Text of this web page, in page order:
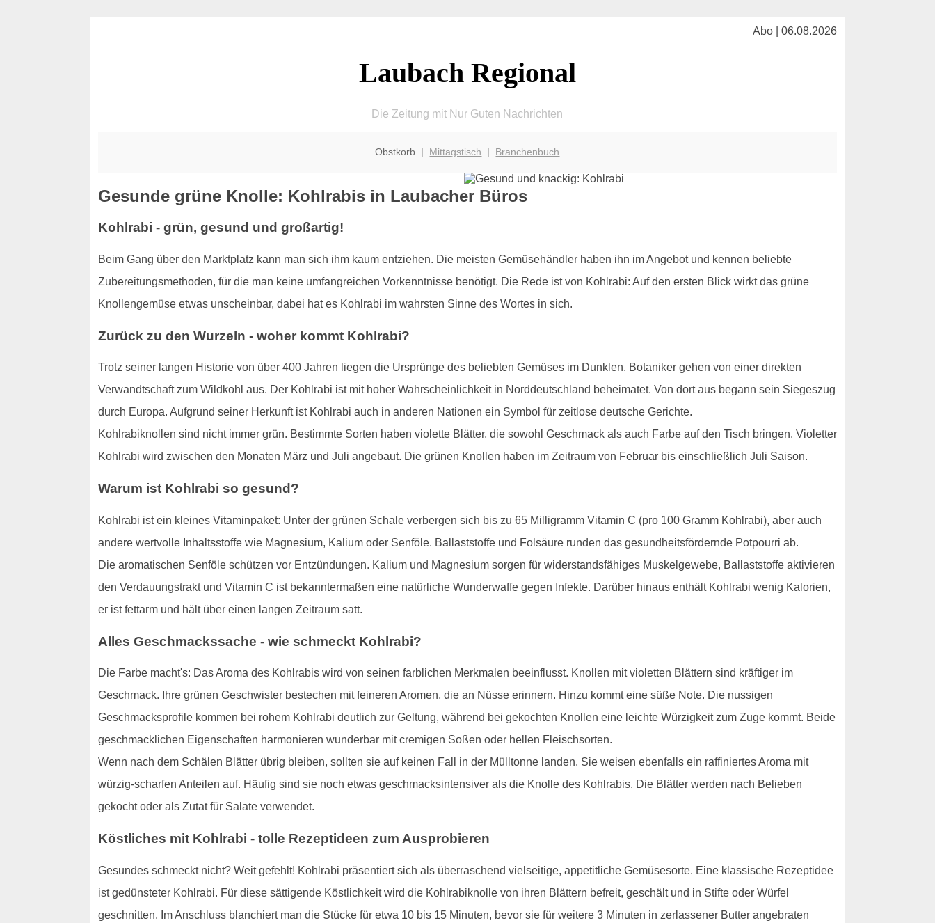
Abo | 06.08.2026
Laubach Regional
Die Zeitung mit Nur Guten Nachrichten
Obstkorb | Mittagstisch | Branchenbuch
Gesunde grüne Knolle: Kohlrabis in Laubacher Büros
Kohlrabi - grün, gesund und großartig!
Beim Gang über den Marktplatz kann man sich ihm kaum entziehen. Die meisten Gemüsehändler haben ihn im Angebot und kennen beliebte
Zubereitungsmethoden, für die man keine umfangreichen Vorkenntnisse benötigt. Die Rede ist von Kohlrabi: Auf den ersten Blick wirkt das grüne
Knollengemüse etwas unscheinbar, dabei hat es Kohlrabi im wahrsten Sinne des Wortes in sich.
Zurück zu den Wurzeln - woher kommt Kohlrabi?
Trotz seiner langen Historie von über 400 Jahren liegen die Ursprünge des beliebten Gemüses im Dunklen. Botaniker gehen von einer direkten
Verwandtschaft zum Wildkohl aus. Der Kohlrabi ist mit hoher Wahrscheinlichkeit in Norddeutschland beheimatet. Von dort aus begann sein Siegeszug
durch Europa. Aufgrund seiner Herkunft ist Kohlrabi auch in anderen Nationen ein Symbol für zeitlose deutsche Gerichte.
Kohlrabiknollen sind nicht immer grün. Bestimmte Sorten haben violette Blätter, die sowohl Geschmack als auch Farbe auf den Tisch bringen. Violetter
Kohlrabi wird zwischen den Monaten März und Juli angebaut. Die grünen Knollen haben im Zeitraum von Februar bis einschließlich Juli Saison.
Warum ist Kohlrabi so gesund?
Kohlrabi ist ein kleines Vitaminpaket: Unter der grünen Schale verbergen sich bis zu 65 Milligramm Vitamin C (pro 100 Gramm Kohlrabi), aber auch
andere wertvolle Inhaltsstoffe wie Magnesium, Kalium oder Senföle. Ballaststoffe und Folsäure runden das gesundheitsfördernde Potpourri ab.
Die aromatischen Senföle schützen vor Entzündungen. Kalium und Magnesium sorgen für widerstandsfähiges Muskelgewebe, Ballaststoffe aktivieren
den Verdauungstrakt und Vitamin C ist bekanntermaßen eine natürliche Wunderwaffe gegen Infekte. Darüber hinaus enthält Kohlrabi wenig Kalorien,
er ist fettarm und hält über einen langen Zeitraum satt.
Alles Geschmackssache - wie schmeckt Kohlrabi?
Die Farbe macht's: Das Aroma des Kohlrabis wird von seinen farblichen Merkmalen beeinflusst. Knollen mit violetten Blättern sind kräftiger im
Geschmack. Ihre grünen Geschwister bestechen mit feineren Aromen, die an Nüsse erinnern. Hinzu kommt eine süße Note. Die nussigen
Geschmacksprofile kommen bei rohem Kohlrabi deutlich zur Geltung, während bei gekochten Knollen eine leichte Würzigkeit zum Zuge kommt. Beide
geschmacklichen Eigenschaften harmonieren wunderbar mit cremigen Soßen oder hellen Fleischsorten.
Wenn nach dem Schälen Blätter übrig bleiben, sollten sie auf keinen Fall in der Mülltonne landen. Sie weisen ebenfalls ein raffiniertes Aroma mit
würzig-scharfen Anteilen auf. Häufig sind sie noch etwas geschmacksintensiver als die Knolle des Kohlrabis. Die Blätter werden nach Belieben
gekocht oder als Zutat für Salate verwendet.
Köstliches mit Kohlrabi - tolle Rezeptideen zum Ausprobieren
Gesundes schmeckt nicht? Weit gefehlt! Kohlrabi präsentiert sich als überraschend vielseitige, appetitliche Gemüsesorte. Eine klassische Rezeptidee
ist gedünsteter Kohlrabi. Für diese sättigende Köstlichkeit wird die Kohlrabiknolle von ihren Blättern befreit, geschält und in Stifte oder Würfel
geschnitten. Im Anschluss blanchiert man die Stücke für etwa 10 bis 15 Minuten, bevor sie für weitere 3 Minuten in zerlassener Butter angebraten